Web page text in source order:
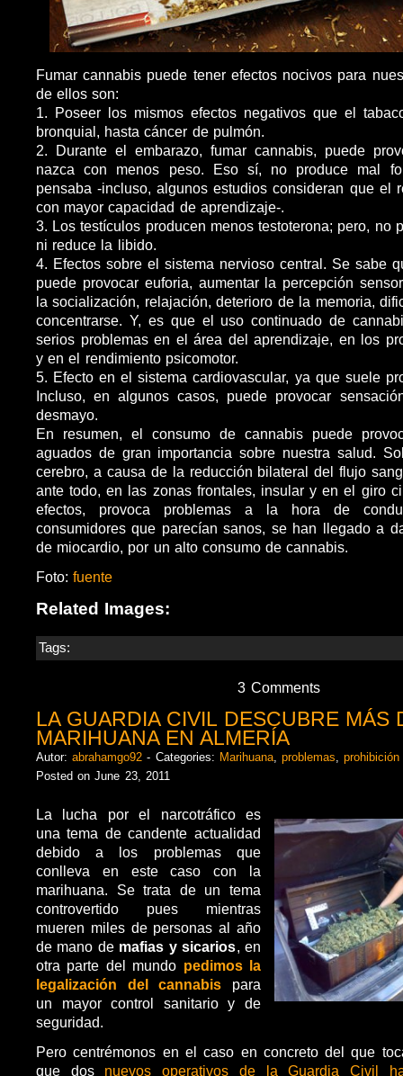
Fumar cannabis puede tener efectos nocivos para
de ellos son:
1. Poseer los mismos efectos negativos que el
bronquial, hasta cáncer de pulmón.
2. Durante el embarazo, fumar cannabis, puede
nazca con menos peso. Eso sí, no produce mal
pensaba -incluso, algunos estudios consideran que el
con mayor capacidad de aprendizaje-.
3. Los testículos producen menos testoterona; pero, no
ni reduce la libido.
4. Efectos sobre el sistema nervioso central. Se sabe
puede provocar euforia, aumentar la percepción
la socialización, relajación, deterioro de la memoria,
concentrarse. Y, es que el uso continuado de
serios problemas en el área del aprendizaje, en los
y en el rendimiento psicomotor.
5. Efecto en el sistema cardiovascular, ya que suele
Incluso, en algunos casos, puede provocar
desmayo.
En resumen, el consumo de cannabis puede
aguados de gran importancia sobre nuestra salud.
cerebro, a causa de la reducción bilateral del flujo
ante todo, en las zonas frontales, insular y en el giro
efectos, provoca problemas a la hora de
consumidores que parecían sanos, se han llegado a
de miocardio, por un alto consumo de cannabis.
Foto:fuente
Related Images:
Tags:
3 Comments
LA GUARDIA CIVIL DESCUBRE MÁS
MARIHUANA EN ALMERÍA
Autor:abrahamgo92 - Categories: Marihuana,problemas,prohibición
Posted on June 23, 2011
La lucha por el narcotráfico es
una tema de candente actualidad
debido a los problemas que
conlleva en este caso con la
marihuana. Se trata de un tema
controvertido pues mientras
mueren miles de personas al año
de mano de mafias y sicarios, en
otra parte del mundo pedimos la
legalización del cannabis para
un mayor control sanitario y de
seguridad.
Pero centrémonos en el caso en concreto del que
que dos nuevos operativos de la Guardia Civil